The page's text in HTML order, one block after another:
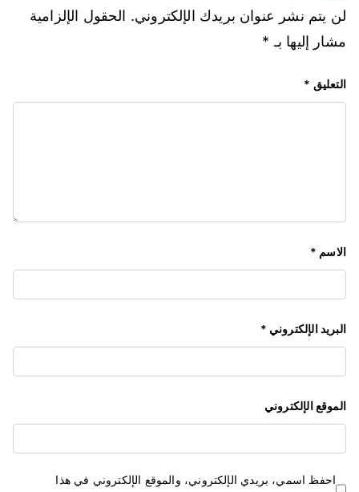
لن يتم نشر عنوان بريدك الإلكتروني. الحقول الإلزامية
مشار إليها بـ *
التعليق *
الاسم *
البريد الإلكتروني *
الموقع الإلكتروني
احفظ اسمي، بريدي الإلكتروني، والموقع الإلكتروني في هذا